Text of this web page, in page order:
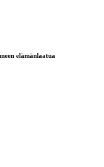
elämänlaatua